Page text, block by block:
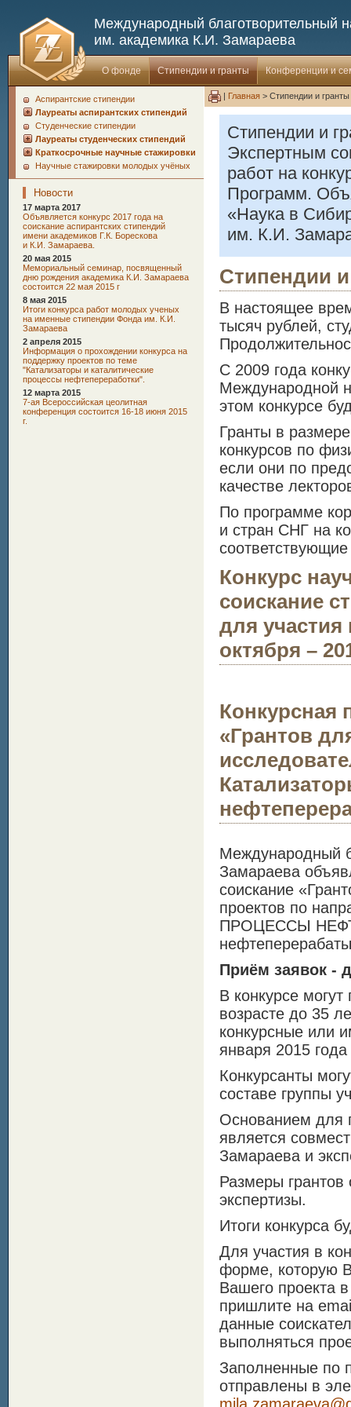
Международный благотворительный
им. академика К.И. Замараева
О фонде Стипендии и гранты Конференции и
Аспирантские стипендии
Лауреаты аспирантских стипендий
Студенческие стипендии
Лауреаты студенческих стипендий
Краткосрочные научные стажировки
Научные стажировки молодых учёных
Новости
17 марта 2017
Oбъявляется конкурс 2017 года на
соискание аспирантских стипендий
имени академиков Г.К. Борескова
и К.И. Замараева.
20 мая 2015
Мемориальный семинар, посвященный
дню рождения академика К.И. Замараева
состоится 22 мая 2015 г
8 мая 2015
Итоги конкурса работ молодых ученых
на именные стипендии Фонда им. К.И.
Замараева
2 апреля 2015
Информация о прохождении конкурса на
поддержку проектов по теме
"Катализаторы и каталитические
процессы нефтепереработки".
12 марта 2015
7-ая Всероссийская цеолитная
конференция состоится 16-18 июня 2015
г.
| Главная > Стипендии и гранты
Стипендии и
Экспертным
работ на
Программ.
«Наука в
им. К.И.
Стипендии
В настоящее
тысяч рублей,
С 2009 года
Международной
этом конкурсе
Гранты в
конкурсов по
если они по
качестве
По программе
и стран СНГ на
Конкурс
соискание
для участия
октября –
Конкурсная
«Грантов
Международный
Замараева
соискание
проектов по
ПРОЦЕССЫ
Приём заявок -
В конкурсе
возрасте до 35
конкурсные или
января 2015
Конкурсанты
составе группы
Основанием для
является
Замараева и
Размеры грантов
экспертизы.
Итоги конкурса
Для участия в
форме, которую
Вашего проекта
пришлите на
данные
выполняться
Заполненные по
отправлены в